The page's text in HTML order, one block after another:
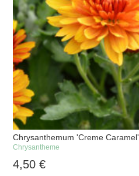
Chrysanthemum 'Creme Caramel'
Chrysantheme
4,50€